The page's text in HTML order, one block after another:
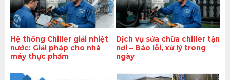
Hệ thống Chiller giải nhiệt
nước: Giải pháp cho nhà
máy thực phẩm
Dịch vụ sửa chữa chiller tận
nơi – Báo lỗi, xử lý trong
ngày